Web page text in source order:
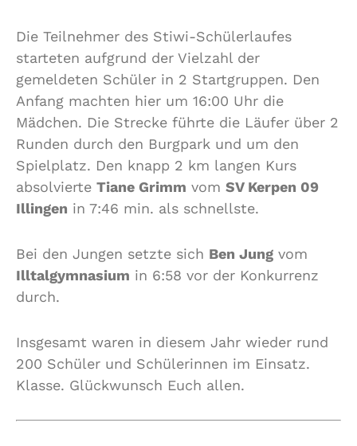
Die Teilnehmer des Stiwi-Schülerlaufes
starteten aufgrund der Vielzahl der
gemeldeten Schüler in 2 Startgruppen. Den
Anfang machten hier um 16:00 Uhr die
Mädchen. Die Strecke führte die Läufer über 2
Runden durch den Burgpark und um den
Spielplatz. Den knapp 2 km langen Kurs
absolvierte Tiane Grimm vom SV Kerpen 09
Illingen in 7:46 min. als schnellste.
Bei den Jungen setzte sich Ben Jung vom
Illtalgymnasium in 6:58 vor der Konkurrenz
durch.
Insgesamt waren in diesem Jahr wieder rund
200 Schüler und Schülerinnen im Einsatz.
Klasse. Glückwunsch Euch allen.